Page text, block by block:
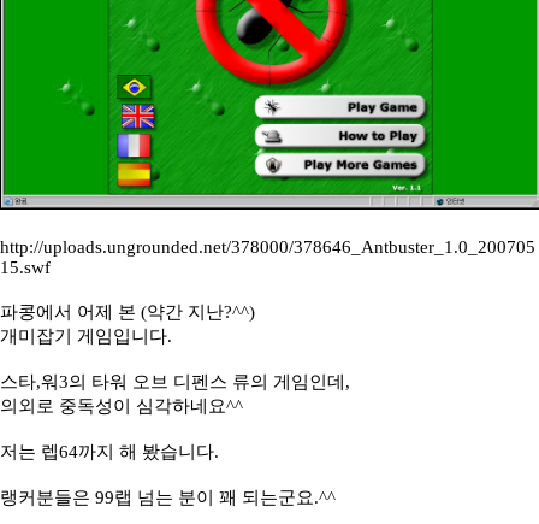
http://uploads.ungrounded.net/378000/378646_Antbuster_1.0_200705
15.swf
파콩에서 어제 본 (약간 지난?^^)
개미잡기 게임입니다.
스타,워3의 타워 오브 디펜스 류의 게임인데,
의외로 중독성이 심각하네요^^
저는 렙64까지 해 봤습니다.
랭커분들은 99랩 넘는 분이 꽤 되는군요.^^